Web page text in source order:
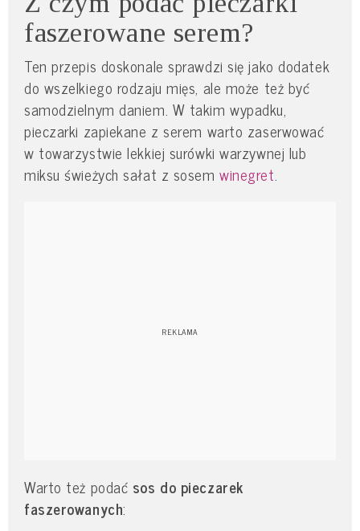
faszerowane serem?
Ten przepis doskonale sprawdzi się jako dodatek
do wszelkiego rodzaju mięs, ale może też być
samodzielnym daniem. W takim wypadku,
pieczarki zapiekane z serem warto zaserwować
w towarzystwie lekkiej surówki warzywnej lub
miksu świeżych sałat z sosemwinegret.
Warto też podać sos do pieczarek
faszerowanych: